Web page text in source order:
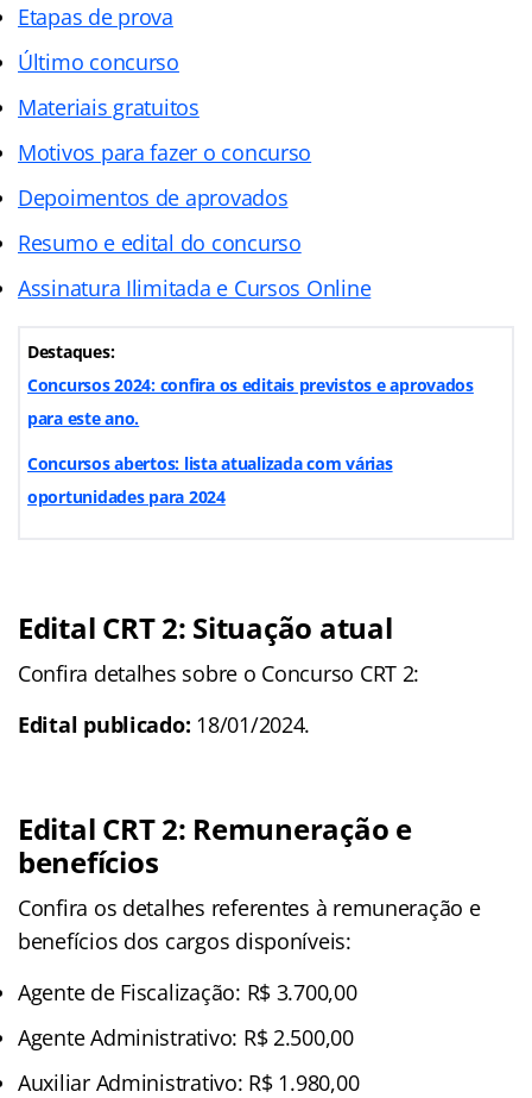
Etapas de prova
Último concurso
Materiais gratuitos
Motivos para fazer o concurso
Depoimentos de aprovados
Resumo e edital do concurso
Assinatura Ilimitada e Cursos Online
Destaques:
Concursos 2024: confira os editais previstos e aprovados
para este ano.
Concursos abertos: lista atualizada com várias
oportunidades para 2024
Edital CRT 2: Situação atual
Confira detalhes sobre o Concurso CRT 2:
Edital publicado: 18/01/2024.
Edital CRT 2: Remuneração e
benefícios
Confira os detalhes referentes à remuneração e
benefícios dos cargos disponíveis:
Agente de Fiscalização: R$ 3.700,00
Agente Administrativo: R$ 2.500,00
Auxiliar Administrativo: R$ 1.980,00